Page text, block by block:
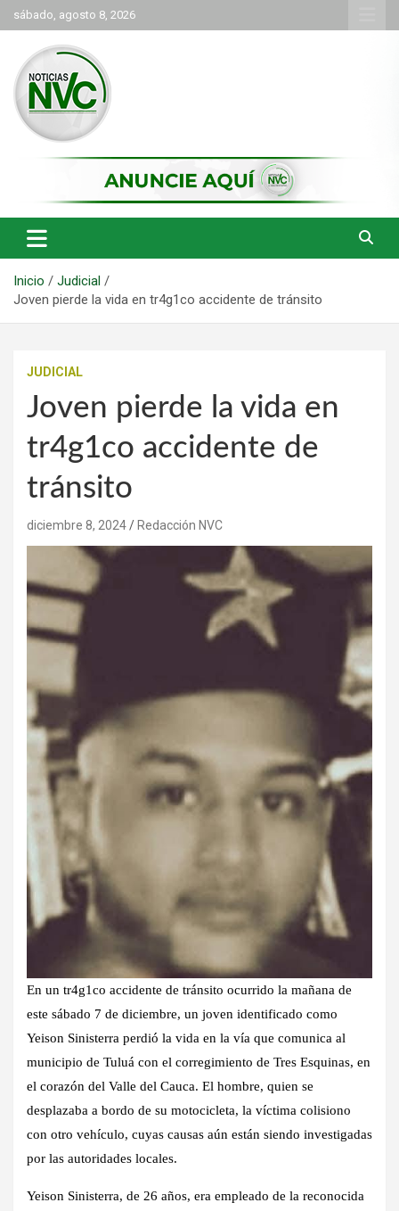
Saltar
al
contenido
sábado, agosto 8, 2026
NVC Noticias
Inicio
Judicial
Joven pierde la vida en tr4g1co accidente de tránsito
JUDICIAL
Joven pierde la vida en
tr4g1co accidente de
tránsito
diciembre 8, 2024 Redacción NVC
En un tr4g1co accidente de tránsito ocurrido la mañana de
este sábado 7 de diciembre, un joven identificado como
Yeison Sinisterra perdió la vida en la vía que comunica al
municipio de Tuluá con el corregimiento de Tres Esquinas, en
el corazón del Valle del Cauca. El hombre, quien se
desplazaba a bordo de su motocicleta, la víctima colisiono
con otro vehículo, cuyas causas aún están siendo investigadas
por las autoridades locales.
Yeison Sinisterra, de 26 años, era empleado de la reconocida